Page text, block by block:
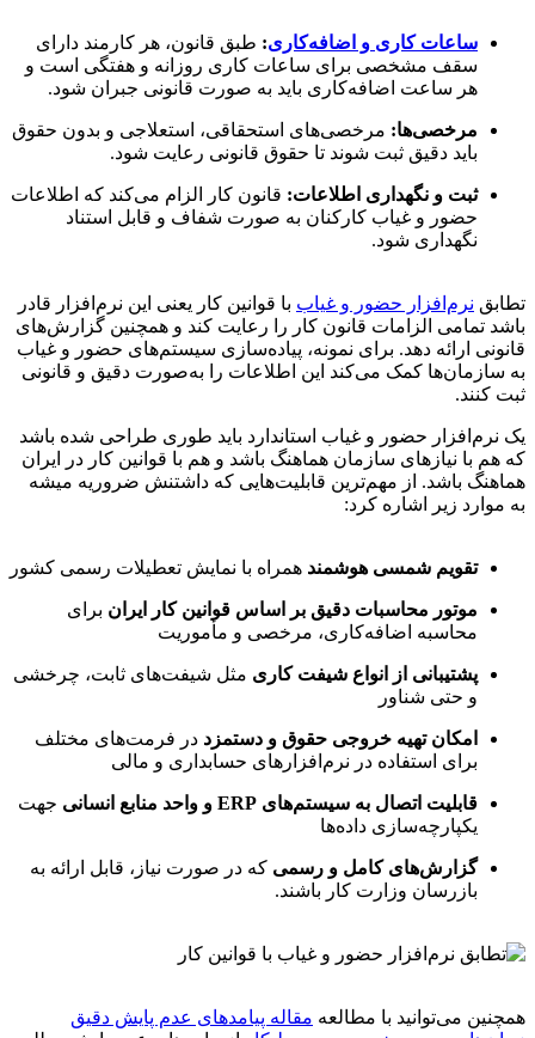
ساعات کاری و اضافه‌کاری: طبق قانون، هر کارمند دارای
سقف مشخصی برای ساعات کاری روزانه و هفتگی است و
هر ساعت اضافه‌کاری باید به صورت قانونی جبران شود.
مرخصی‌ها: مرخصی‌های استحقاقی، استعلاجی و بدون حقوق
باید دقیق ثبت شوند تا حقوق قانونی رعایت شود.
ثبت و نگهداری اطلاعات: قانون کار الزام می‌کند که اطلاعات
حضور و غیاب کارکنان به صورت شفاف و قابل استناد
نگهداری شود.
تطابق نرم‌افزار حضور و غیاب با قوانین کار یعنی این نرم‌افزار قادر
باشد تمامی الزامات قانون کار را رعایت کند و همچنین گزارش‌های
قانونی ارائه دهد. برای نمونه، پیاده‌سازی سیستم‌های حضور و غیاب
به سازمان‌ها کمک می‌کند این اطلاعات را به‌صورت دقیق و قانونی
ثبت کنند.
یک نرم‌افزار حضور و غیاب استاندارد باید طوری طراحی شده باشد
که هم با نیازهای سازمان هماهنگ باشد و هم با قوانین کار در ایران
هماهنگ باشد. از مهم‌ترین قابلیت‌هایی که داشتنش ضروریه میشه
به موارد زیر اشاره کرد:
تقویم شمسی هوشمند همراه با نمایش تعطیلات رسمی کشور
موتور محاسبات دقیق بر اساس قوانین کار ایران برای
محاسبه اضافه‌کاری، مرخصی و مأموریت
پشتیبانی از انواع شیفت‌ کاری مثل شیفت‌های ثابت، چرخشی
و حتی شناور
امکان تهیه خروجی حقوق و دستمزد در فرمت‌های مختلف
برای استفاده در نرم‌افزارهای حسابداری و مالی
قابلیت اتصال به سیستم‌های ERP و واحد منابع انسانی
جهت
یکپارچه‌سازی داده‌ها
گزارش‌های کامل و رسمی که در صورت نیاز، قابل ارائه به
بازرسان وزارت کار باشند.
همچنین می‌توانید با مطالعه مقاله پیامدهای عدم پایش دقیق